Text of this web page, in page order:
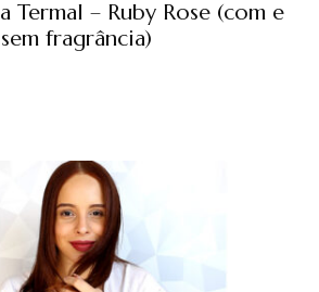
Termal – Ruby Rose (com e
sem fragrância)